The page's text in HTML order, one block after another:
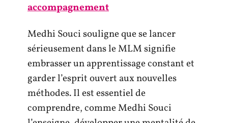
accompagnement
Medhi Souci souligne que se lancer
sérieusement dans le MLM signifie
embrasser un apprentissage constant et
garder l’esprit ouvert aux nouvelles
méthodes. Il est essentiel de
comprendre, comme Medhi Souci